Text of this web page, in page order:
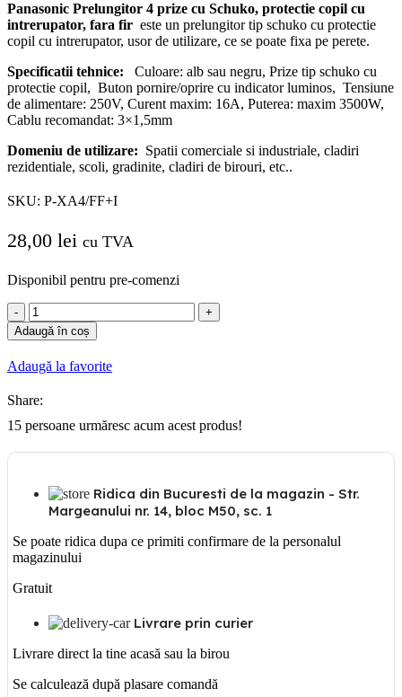
Panasonic Prelungitor 4 prize cu Schuko, protectie copil cu
intrerupator, fara fir este un prelungitor tip schuko cu protectie
copil cu intrerupator, usor de utilizare, ce se poate fixa pe perete.
Specificatii tehnice: Culoare: alb sau negru, Prize tip schuko cu
protectie copil, Buton pornire/oprire cu indicator luminos, Tensiune
de alimentare: 250V, Curent maxim: 16A, Puterea: maxim 3500W,
Cablu recomandat: 3×1,5mm
Domeniu de utilizare: Spatii comerciale si industriale, cladiri
rezidentiale, scoli, gradinite, cladiri de birouri, etc..
SKU: P-XA4/FF+I
28,00 lei cu TVA
Disponibil pentru pre-comenzi
Cantitate
Panasonic
Prelungitor
prize
Schuko,
protectie
cu
fara
Adaugă în coș
Adaugă la favorite
Share:
15 persoane urmăresc acum acest produs!
Ridica din Bucuresti de la magazin - Str.
Margeanului nr. 14, bloc M50, sc. 1
Se poate ridica dupa ce primiti confirmare de la personalul
magazinului
Gratuit
Livrare prin curier
Livrare direct la tine acasă sau la birou
Se calculează după plasare comandă